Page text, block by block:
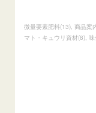
微量要素肥料(13) 商品案
マト・キュウリ資材(8) 味